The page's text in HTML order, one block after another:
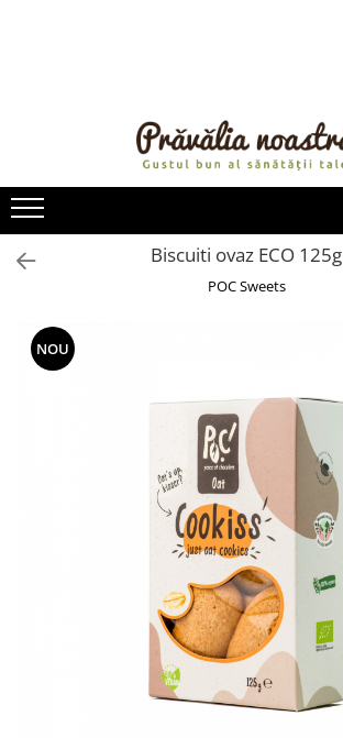
ULEIURI ȘI UNTURI
MĂSLINE
FRUCTE DESHIDRATATE
FRUCTE LA CONSERVĂ
OȚETURI ȘI SOSURI
BĂUTURI / LAPTE VEGETAL
CREME ȘI PASTE TARTINABILE
CIOCOLATĂ ȘI CACAO
Biscuiti ovaz ECO 125g
POC Sweets
NOU